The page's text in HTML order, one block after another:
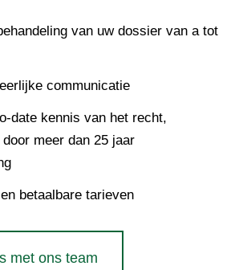
van uw dossier van a tot
communicatie
date kennis van het recht,
meer dan 25 jaar
betaalbare tarieven
met ons team